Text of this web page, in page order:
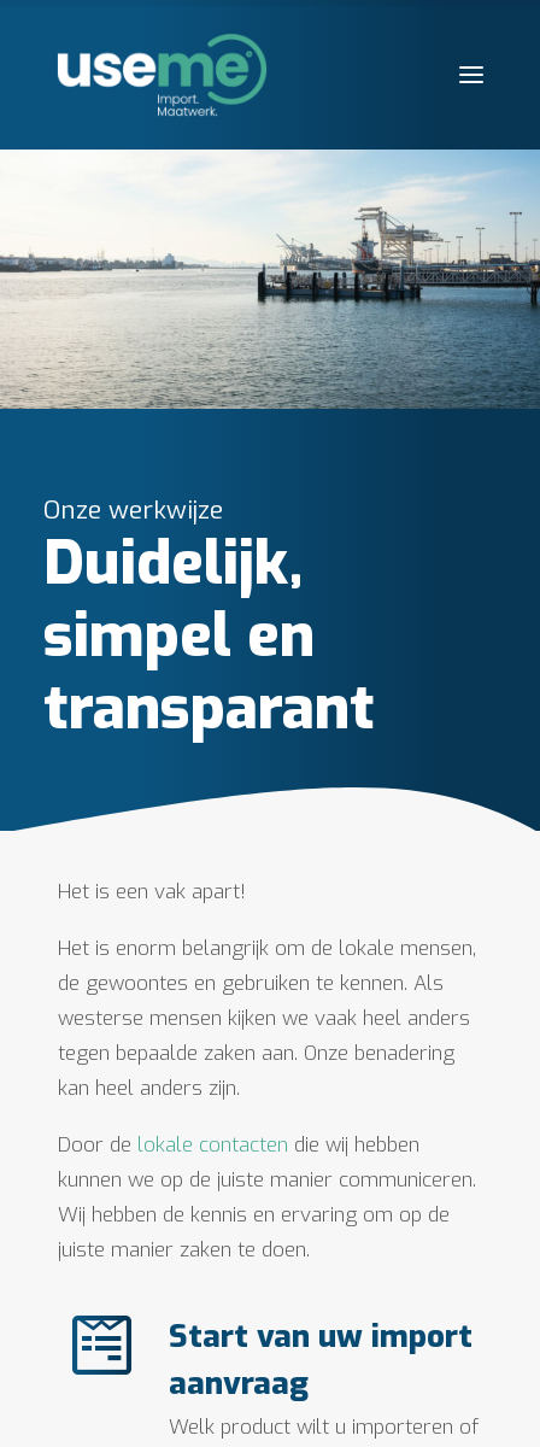
Huisvesting
Producten
Over ons
Blogs
Contact
Search
Onze werkwijze
Duidelijk,
simpel en
transparant
Het is een vak apart!
Het is enorm belangrijk om de lokale mensen,
de gewoontes en gebruiken te kennen. Als
westerse mensen kijken we vaak heel anders
tegen bepaalde zaken aan. Onze benadering
kan heel anders zijn.
Door de lokale contacten die wij hebben
kunnen we op de juiste manier communiceren.
Wij hebben de kennis en ervaring om op de
juiste manier zaken te doen.
Start van uw import
aanvraag
Welk product wilt u importeren of